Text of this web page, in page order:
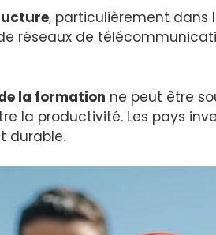
, particulièrement dans
réseaux de
la formation ne peut être
la productivité. Les pays
durable.